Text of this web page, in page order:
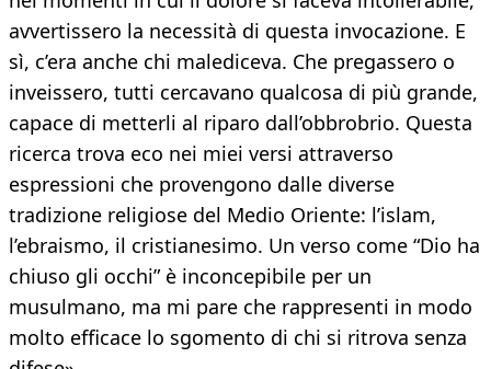
avvertissero la necessità di questa invocazione. E
sì, c’era anche chi malediceva. Che pregassero o
inveissero, tutti cercavano qualcosa di più grande,
capace di metterli al riparo dall’obbrobrio. Questa
ricerca trova eco nei miei versi attraverso
espressioni che provengono dalle diverse
tradizione religiose del Medio Oriente: l’islam,
l’ebraismo, il cristianesimo. Un verso come “Dio ha
chiuso gli occhi” è inconcepibile per un
musulmano, ma mi pare che rappresenti in modo
molto efficace lo sgomento di chi si ritrova senza